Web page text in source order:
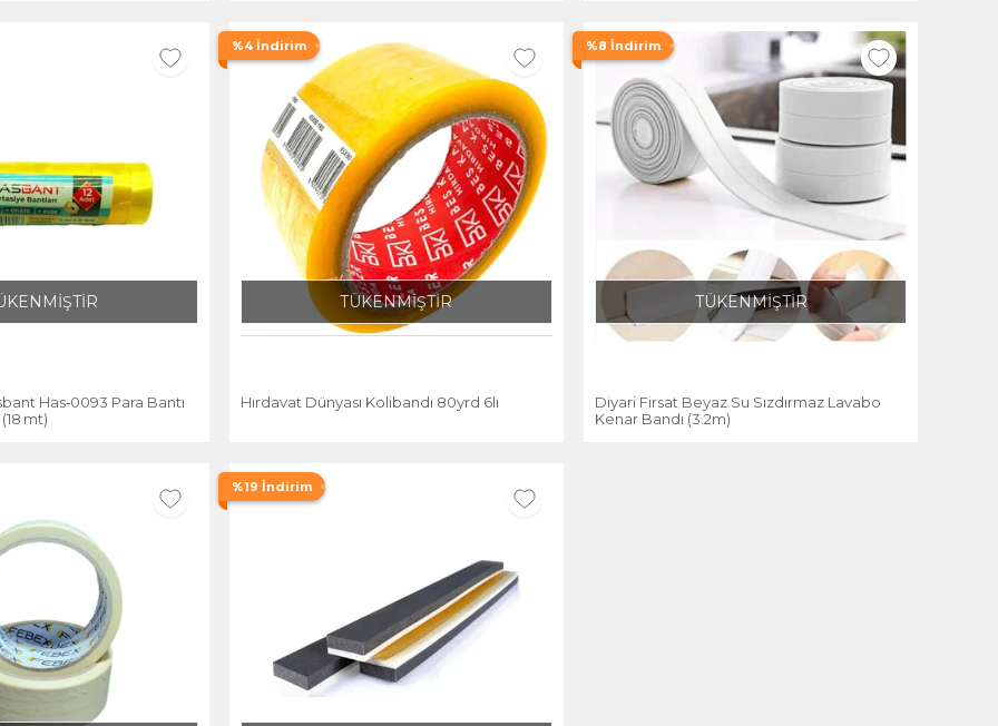
Has‑0093 Para Bantı
mt)
%4 İndirim
TÜKENMİŞTİR
Hırdavat Dünyası Kolibandı 80yrd 6lı
%8 İndirim
TÜKENMİŞTİR
Diyari Firsat Beyaz Su Sızdırmaz Lavabo
Kenar Bandı (3.2m)
%19 İndirim